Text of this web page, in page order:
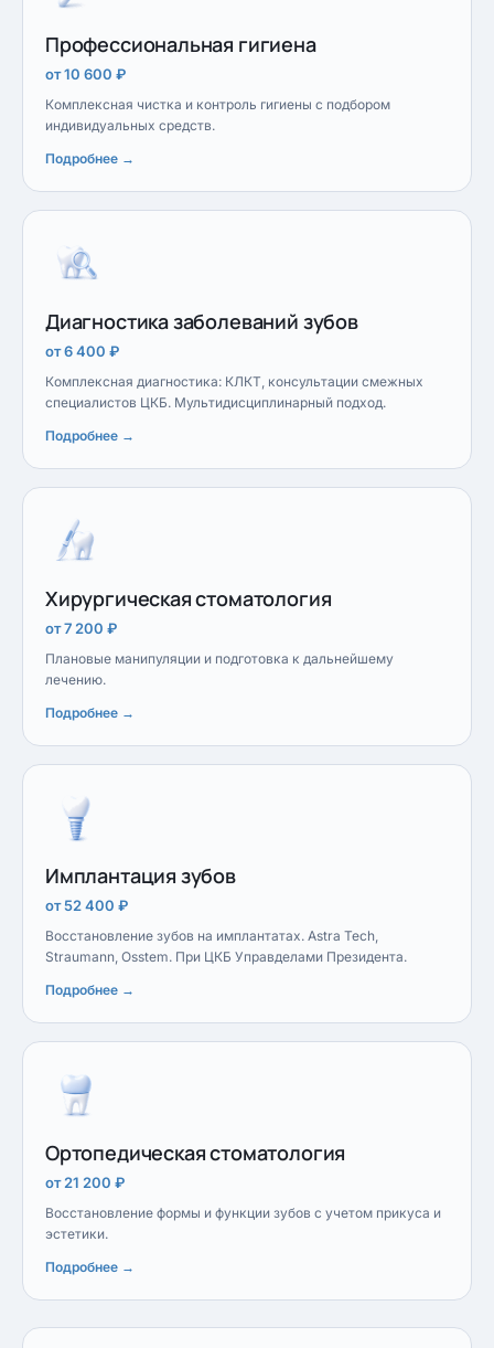
Профессиональная гигиена
от 10 600 ₽
Комплексная чистка и контроль гигиены с подбором
индивидуальных средств.
Подробнее →
Диагностика заболеваний зубов
от 6 400 ₽
Комплексная диагностика: КЛКТ, консультации смежных
специалистов ЦКБ. Мультидисциплинарный подход.
Подробнее →
Хирургическая стоматология
от 7 200 ₽
Плановые манипуляции и подготовка к дальнейшему
лечению.
Подробнее →
Имплантация зубов
от 52 400 ₽
Восстановление зубов на имплантатах. Astra Tech,
Straumann, Osstem. При ЦКБ Управделами Президента.
Подробнее →
Ортопедическая стоматология
от 21 200 ₽
Восстановление формы и функции зубов с учетом прикуса и
эстетики.
Подробнее →